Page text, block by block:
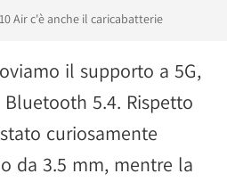
Air c'è anche il caricabatterie
il supporto a 5G,
Bluetooth 5.4. Rispetto
curiosamente
da 3.5 mm, mentre la